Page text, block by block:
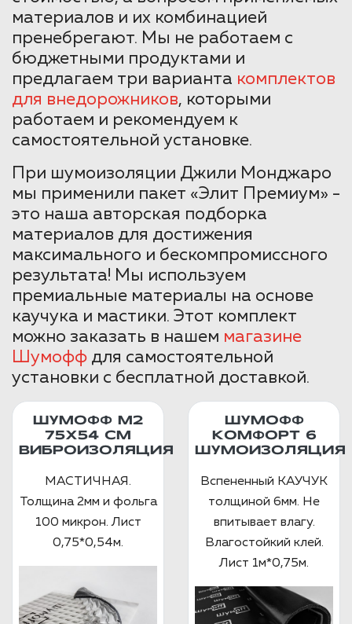
материалов и их комбинацией
пренебрегают. Мы не работаем с
бюджетными продуктами и
предлагаем три варианта комплектов
для внедорожников, которыми
работаем и рекомендуем к
самостоятельной установке.
При шумоизоляции Джили Монджаро
мы применили пакет «Элит Премиум» -
это наша авторская подборка
материалов для достижения
максимального и бескомпромиссного
результата! Мы используем
премиальные материалы на основе
каучука и мастики. Этот комплект
можно заказать в нашем магазине
Шумофф для самостоятельной
установки с бесплатной доставкой.
ШУМОФФ М2
75X54 СМ
ВИБРОИЗОЛЯЦИЯ
МАСТИЧНАЯ.
Толщина 2мм и фольга
100 микрон. Лист
0,75*0,54м.
ШУМОФФ
КОМФОРТ 6
ШУМОИЗОЛЯЦИЯ
Вспененный КАУЧУК
толщиной 6мм. Не
впитывает влагу.
Влагостойкий клей.
Лист 1м*0,75м.